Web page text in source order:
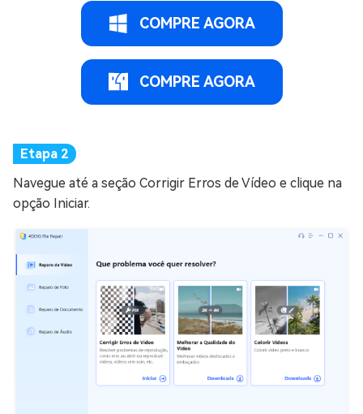
COMPRE AGORA
COMPRE AGORA
Navegue até a seção Corrigir Erros de Vídeo e clique na
opção Iniciar.